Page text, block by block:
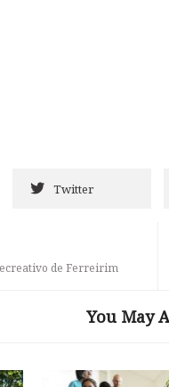
Twitter
de Ferreirim
You May